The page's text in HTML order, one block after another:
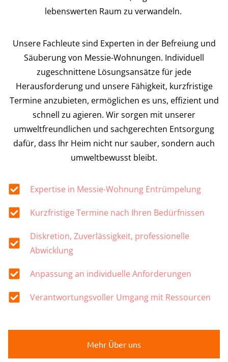
lebenswerten Raum zu verwandeln.
Unsere Fachleute sind Experten in der Befreiung und
Säuberung von Messie-Wohnungen. Individuell
zugeschnittene Lösungsansätze für jede
Herausforderung und unsere Fähigkeit, kurzfristige
Termine anzubieten, ermöglichen es uns, effizient und
schnell zu agieren. Wir sorgen mit unserer
umweltfreundlichen und sachgerechten Entsorgung
dafür, dass Ihr Heim nicht nur sauber, sondern auch
umweltbewusst bleibt.
Expertise in Messie-Wohnung Entrümpelung
Kurzfristige Termine nach Ihren Bedürfnissen
Diskretion, Zuverlässigkeit, professionelle
Abwicklung
Anpassung an individuelle Anforderungen
Verantwortungsvoller Umgang mit Ressourcen
Mehr Über uns